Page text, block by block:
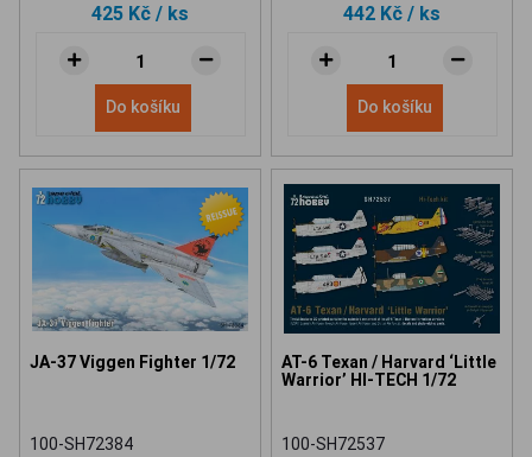
425 Kč / ks
Do košíku
442 Kč / ks
Do košíku
JA-37 Viggen Fighter 1/72
100-SH72384
AT-6 Texan / Harvard ‘Little
Warrior’ HI-TECH 1/72
100-SH72537